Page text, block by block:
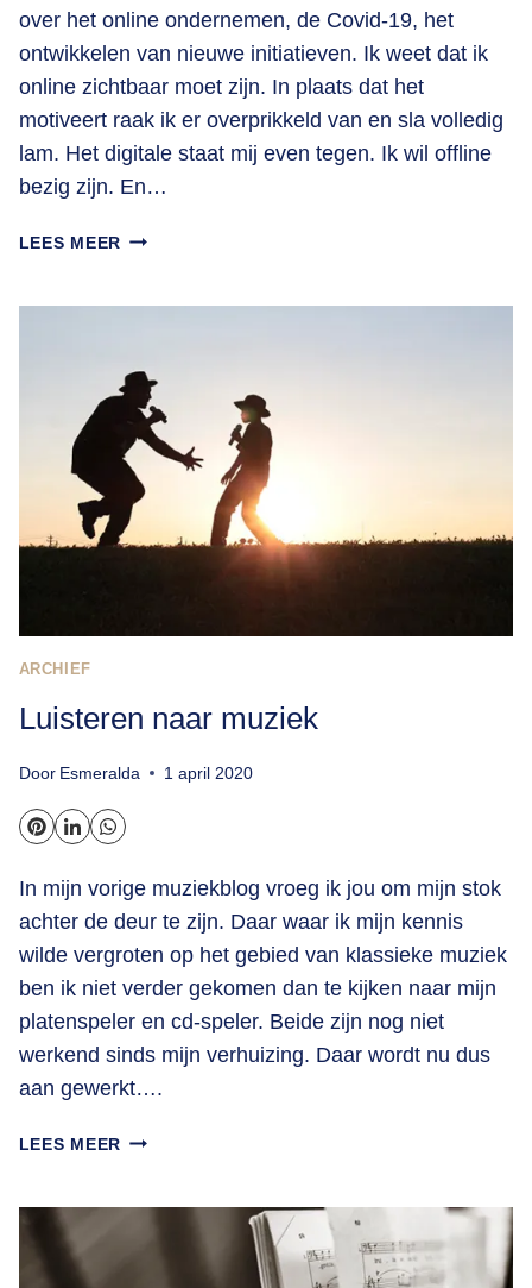
over het online ondernemen, de Covid-19, het
ontwikkelen van nieuwe initiatieven. Ik weet dat ik
online zichtbaar moet zijn. In plaats dat het
motiveert raak ik er overprikkeld van en sla volledig
lam. Het digitale staat mij even tegen. Ik wil offline
bezig zijn. En…
LEES MEER WAAR
HET
EVEN
NIET
WIL?
ARCHIEF
Luisteren naar muziek
Door Esmeralda 1 april 2020
In mijn vorige muziekblog vroeg ik jou om mijn stok
achter de deur te zijn. Daar waar ik mijn kennis
wilde vergroten op het gebied van klassieke muziek
ben ik niet verder gekomen dan te kijken naar mijn
platenspeler en cd-speler. Beide zijn nog niet
werkend sinds mijn verhuizing. Daar wordt nu dus
aan gewerkt….
LEES MEER LUISTEREN